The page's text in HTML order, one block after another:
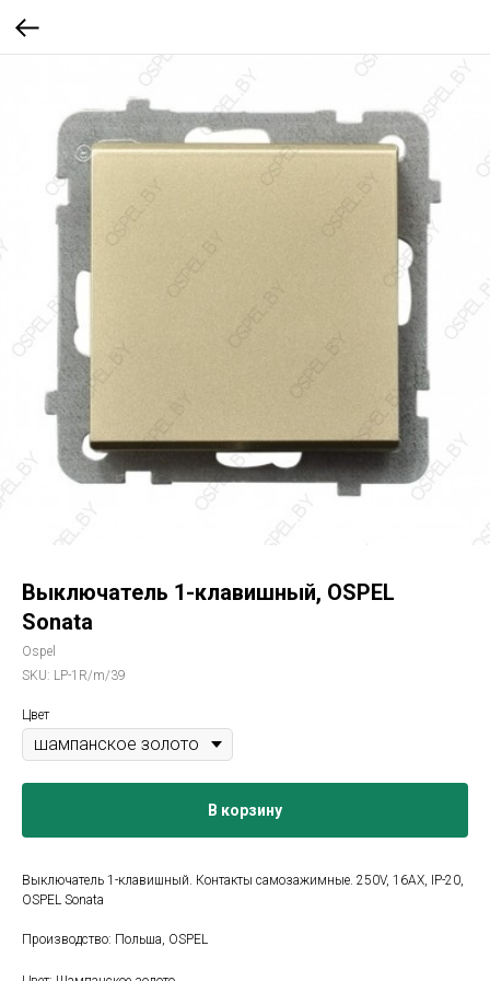
Выключатель 1-клавишный, OSPEL
Sonata
Ospel
SKU: LP-1R/m/39
Цвет
В корзину
Выключатель 1-клавишный. Контакты самозажимные. 250V, 16AX, IP-20,
OSPEL Sonata
Производство: Польша, OSPEL